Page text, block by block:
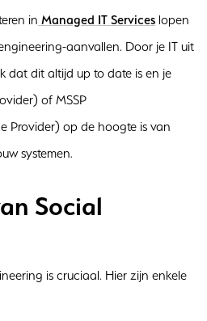
in Managed IT Services lopen
aanvallen. Door je IT uit
dat dit altijd up to date is en je
of MSSP
Provider) op de hoogte is van
systemen.
Social
is cruciaal. Hier zijn enkele